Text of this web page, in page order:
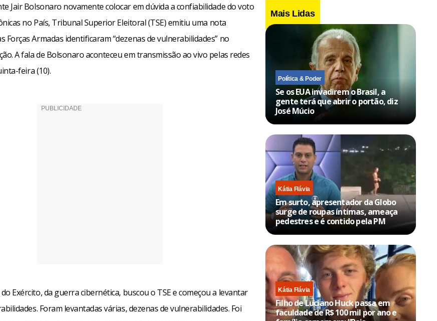
Jair Bolsonaro novamente colocar em dúvida a confiabilidade do voto
no País, Tribunal Superior Eleitoral (TSE) emitiu uma nota
Forças Armadas identificaram “dezenas de vulnerabilidades” no
A fala de Bolsonaro aconteceu em transmissão ao vivo pelas redes
feira (10).
Exército, da guerra cibernética, buscou o TSE e começou a levantar
Foram levantadas várias, dezenas de vulnerabilidades. Foi
Mais Lidas
Política & Poder
Se os EUA invadirem o Brasil, a
gente terá que abrir o portão, diz
José Múcio
Kátia Flávia
Em surto, apresentador da Globo
surge de roupas íntimas, ameaça
pedestres e é contido pela PM
Kátia Flávia
Filho de Luciano Huck passa em
faculdade de R$ 100 mil por ano e